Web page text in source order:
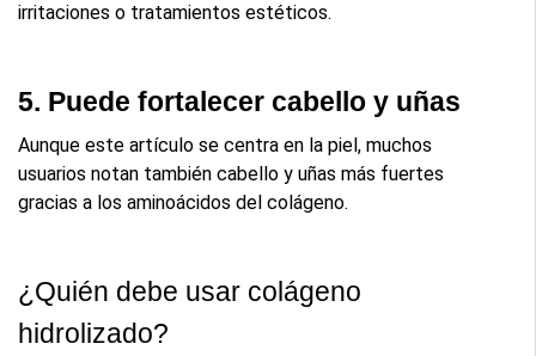
irritaciones o tratamientos estéticos.
5. Puede fortalecer cabello y uñas
Aunque este artículo se centra en la piel, muchos
usuarios notan también cabello y uñas más fuertes
gracias a los aminoácidos del colágeno.
¿Quién debe usar colágeno
hidrolizado?